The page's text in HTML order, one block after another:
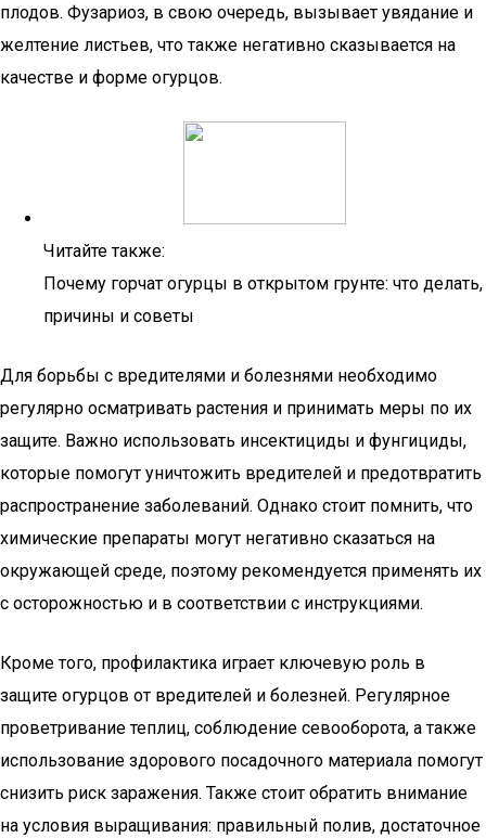
плодов. Фузариоз, в свою очередь, вызывает увядание и
желтение листьев, что также негативно сказывается на
качестве и форме огурцов.
Читайте также:
Почему горчат огурцы в открытом грунте: что делать,
причины и советы
Для борьбы с вредителями и болезнями необходимо
регулярно осматривать растения и принимать меры по их
защите. Важно использовать инсектициды и фунгициды,
которые помогут уничтожить вредителей и предотвратить
распространение заболеваний. Однако стоит помнить, что
химические препараты могут негативно сказаться на
окружающей среде, поэтому рекомендуется применять их
с осторожностью и в соответствии с инструкциями.
Кроме того, профилактика играет ключевую роль в
защите огурцов от вредителей и болезней. Регулярное
проветривание теплиц, соблюдение севооборота, а также
использование здорового посадочного материала помогут
снизить риск заражения. Также стоит обратить внимание
на условия выращивания: правильный полив, достаточное